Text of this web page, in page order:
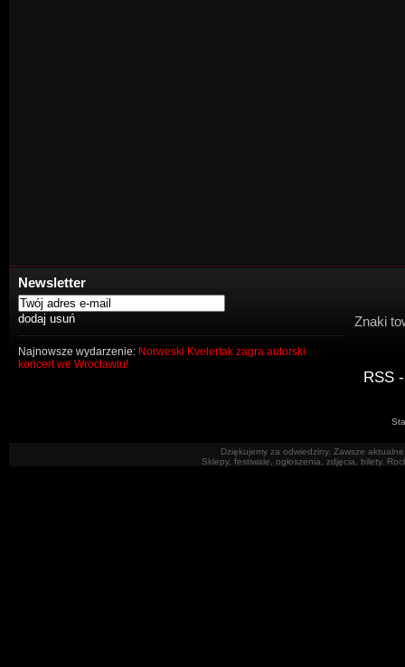
Newsletter
Najnowsze wydarzenie: Norweski Kvelertak zagra autorski
koncert we Wrocławiu!
Znaki
RSS
Dziękujemy za odwiedziny. Zawsze
Sklepy, festiwale, ogłoszenia, zdjęcia, bilety.